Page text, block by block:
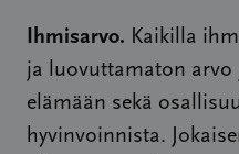
Ihmisarvo. Kaikilla
ja luovuttamaton arvo
elämään sekä
hyvinvoinnista.